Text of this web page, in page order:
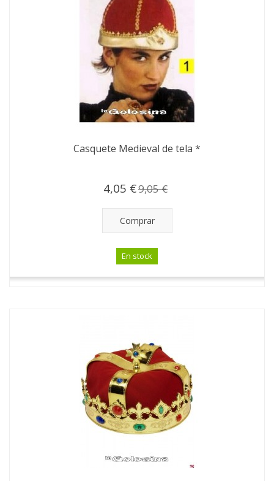
Casquete Medieval de tela *
4,05 €9,05 €
Comprar
En stock